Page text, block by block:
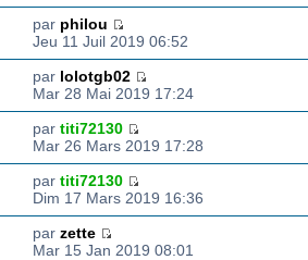
par philou
Jeu 11 Juil 2019 06:52
par lolotgb02
Mar 28 Mai 2019 17:24
par titi72130
Mar 26 Mars 2019 17:28
par titi72130
Dim 17 Mars 2019 16:36
par zette
Mar 15 Jan 2019 08:01